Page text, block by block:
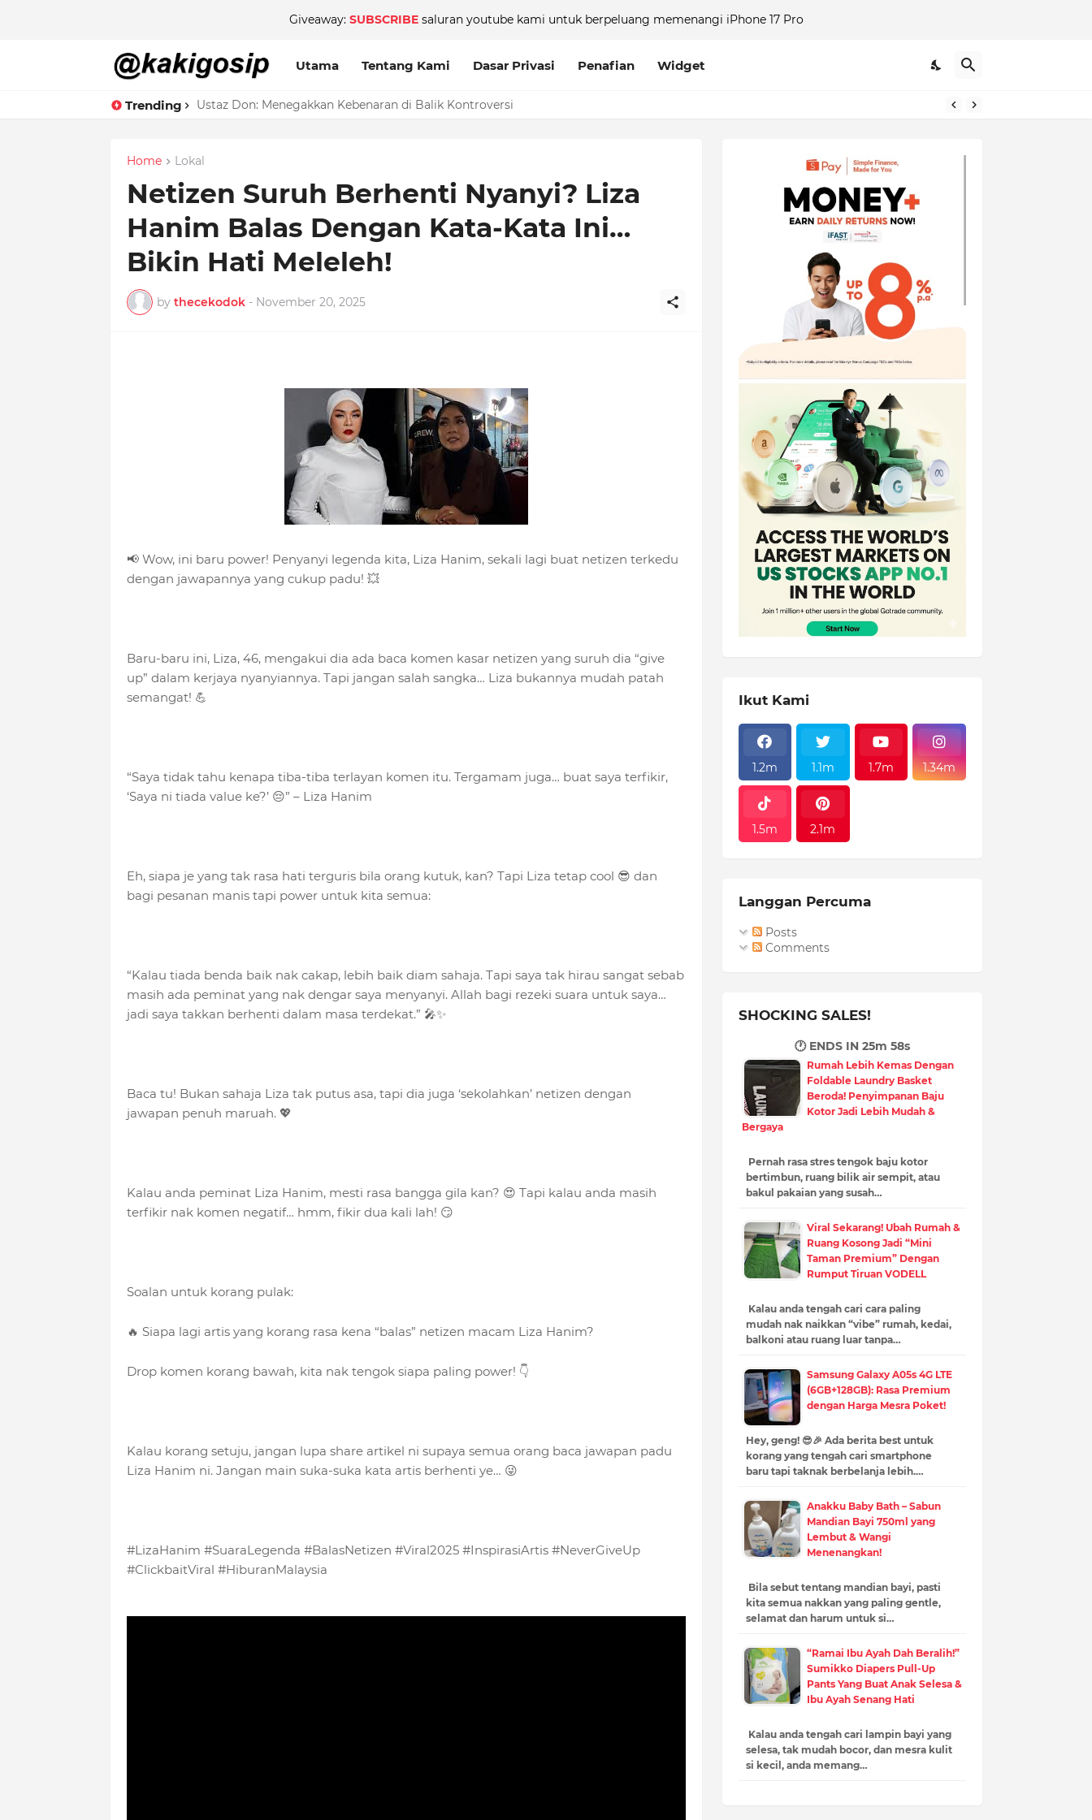
Giveaway: SUBSCRIBEsaluran youtube kami untuk berpeluang memenangi iPhone 17 Pro
Utama Tentang Kami Dasar Privasi Penafian Widget
Trending Ustaz Don: Menegakkan Kebenaran di Balik Kontroversi
Home Lokal
Netizen Suruh Berhenti Nyanyi? Liza
Hanim Balas Dengan Kata-Kata Ini…
Bikin Hati Meleleh!
by thecekodok - November 20, 2025
📢 Wow, ini baru power! Penyanyi legenda kita, Liza Hanim, sekali lagi buat netizen terkedu
dengan jawapannya yang cukup padu! 💥
Baru-baru ini, Liza, 46, mengakui dia ada baca komen kasar netizen yang suruh dia “give
up” dalam kerjaya nyanyiannya. Tapi jangan salah sangka… Liza bukannya mudah patah
semangat! 💪
“Saya tidak tahu kenapa tiba-tiba terlayan komen itu. Tergamam juga… buat saya terfikir,
‘Saya ni tiada value ke?’ 😔” – Liza Hanim
Eh, siapa je yang tak rasa hati terguris bila orang kutuk, kan? Tapi Liza tetap cool 😎 dan
bagi pesanan manis tapi power untuk kita semua:
“Kalau tiada benda baik nak cakap, lebih baik diam sahaja. Tapi saya tak hirau sangat sebab
masih ada peminat yang nak dengar saya menyanyi. Allah bagi rezeki suara untuk saya…
jadi saya takkan berhenti dalam masa terdekat.” 🎤✨
Baca tu! Bukan sahaja Liza tak putus asa, tapi dia juga ‘sekolahkan’ netizen dengan
jawapan penuh maruah. 💖
Kalau anda peminat Liza Hanim, mesti rasa bangga gila kan? 😍 Tapi kalau anda masih
terfikir nak komen negatif… hmm, fikir dua kali lah! 😏
Soalan untuk korang pulak:
🔥 Siapa lagi artis yang korang rasa kena “balas” netizen macam Liza Hanim?
Drop komen korang bawah, kita nak tengok siapa paling power! 👇
Kalau korang setuju, jangan lupa share artikel ni supaya semua orang baca jawapan padu
Liza Hanim ni. Jangan main suka-suka kata artis berhenti ye… 😜
#LizaHanim #SuaraLegenda #BalasNetizen #Viral2025 #InspirasiArtis #NeverGiveUp
#ClickbaitViral #HiburanMalaysia
Ikut Kami
1.2m 1.1m 1.7m 1.34m
1.5m 2.1m
Langgan Percuma
Posts
Comments
SHOCKING SALES!
🕐 ENDS IN 25m 56s
Rumah Lebih Kemas Dengan
Foldable Laundry Basket
Beroda! Penyimpanan Baju
Kotor Jadi Lebih Mudah &
Bergaya
Pernah rasa stres tengok baju kotor
bertimbun, ruang bilik air sempit, atau
bakul pakaian yang susah…
Viral Sekarang! Ubah Rumah &
Ruang Kosong Jadi “Mini
Taman Premium” Dengan
Rumput Tiruan VODELL
Kalau anda tengah cari cara paling
mudah nak naikkan “vibe” rumah, kedai,
balkoni atau ruang luar tanpa…
Samsung Galaxy A05s 4G LTE
(6GB+128GB): Rasa Premium
dengan Harga Mesra Poket!
Hey, geng! 😎🎉 Ada berita best untuk
korang yang tengah cari smartphone
baru tapi taknak berbelanja lebih.…
Anakku Baby Bath – Sabun
Mandian Bayi 750ml yang
Lembut & Wangi
Menenangkan!
Bila sebut tentang mandian bayi, pasti
kita semua nakkan yang paling gentle,
selamat dan harum untuk si…
“Ramai Ibu Ayah Dah Beralih!”
Sumikko Diapers Pull-Up
Pants Yang Buat Anak Selesa &
Ibu Ayah Senang Hati
Kalau anda tengah cari lampin bayi yang
selesa, tak mudah bocor, dan mesra kulit
si kecil, anda memang…